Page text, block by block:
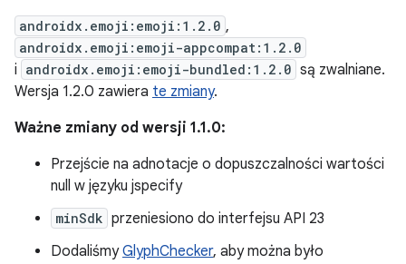
androidx.emoji:emoji:1.2.0 ,
androidx.emoji:emoji-appcompat:1.2.0
i androidx.emoji:emoji-bundled:1.2.0 są zwalniane.
Wersja 1.2.0 zawiera te zmiany.
Ważne zmiany od wersji 1.1.0:
Przejście na adnotacje o dopuszczalności wartości
null w języku jspecify
minSdk przeniesiono do interfejsu API 23
DodaliśmyGlyphChecker, aby można było